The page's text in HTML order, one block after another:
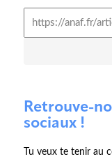
Retrouve-
sociaux !
Tu veux te tenir au